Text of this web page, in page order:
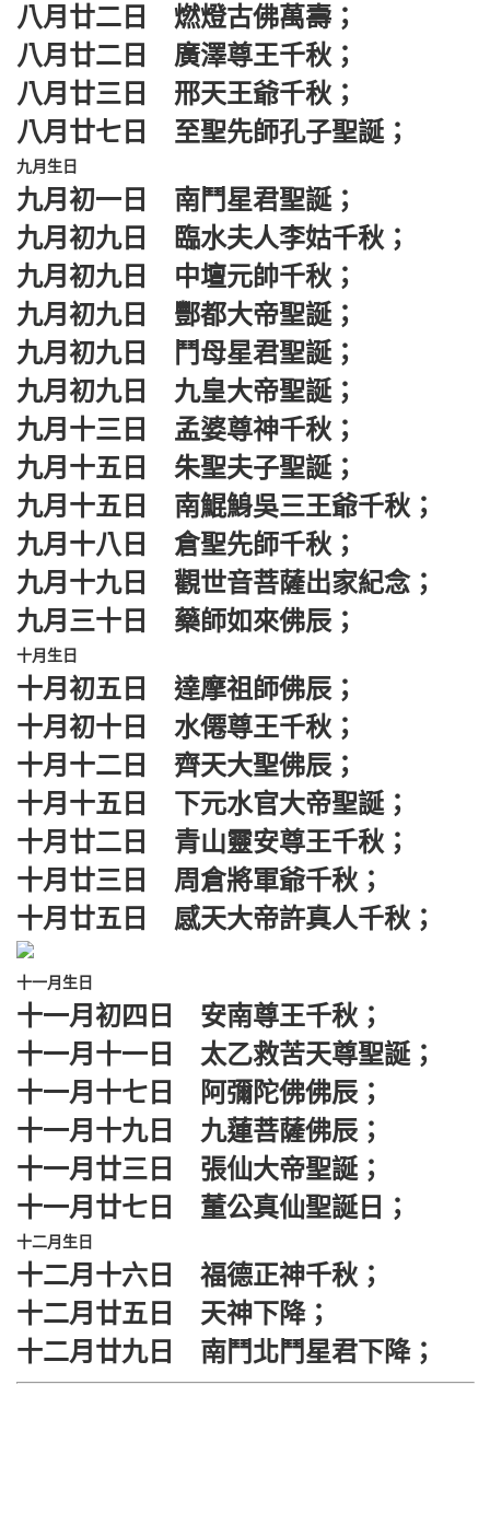
八月廿二日 燃燈古佛萬壽；
八月廿二日 廣澤尊王千秋；
八月廿三日 邢天王爺千秋；
八月廿七日 至聖先師孔子聖誕；
九月生日
九月初一日 南鬥星君聖誕；
九月初九日 臨水夫人李姑千秋；
九月初九日 中壇元帥千秋；
九月初九日 酆都大帝聖誕；
九月初九日 鬥母星君聖誕；
九月初九日 九皇大帝聖誕；
九月十三日 孟婆尊神千秋；
九月十五日 朱聖夫子聖誕；
九月十五日 南鯤鯓吳三王爺千秋；
九月十八日 倉聖先師千秋；
九月十九日 觀世音菩薩出家紀念；
九月三十日 藥師如來佛辰；
十月生日
十月初五日 達摩祖師佛辰；
十月初十日 水僊尊王千秋；
十月十二日 齊天大聖佛辰；
十月十五日 下元水官大帝聖誕；
十月廿二日 青山靈安尊王千秋；
十月廿三日 周倉將軍爺千秋；
十月廿五日 感天大帝許真人千秋；
十一月生日
十一月初四日 安南尊王千秋；
十一月十一日 太乙救苦天尊聖誕；
十一月十七日 阿彌陀佛佛辰；
十一月十九日 九蓮菩薩佛辰；
十一月廿三日 張仙大帝聖誕；
十一月廿七日 董公真仙聖誕日；
十二月生日
十二月十六日 福德正神千秋；
十二月廿五日 天神下降；
十二月廿九日 南鬥北鬥星君下降；​